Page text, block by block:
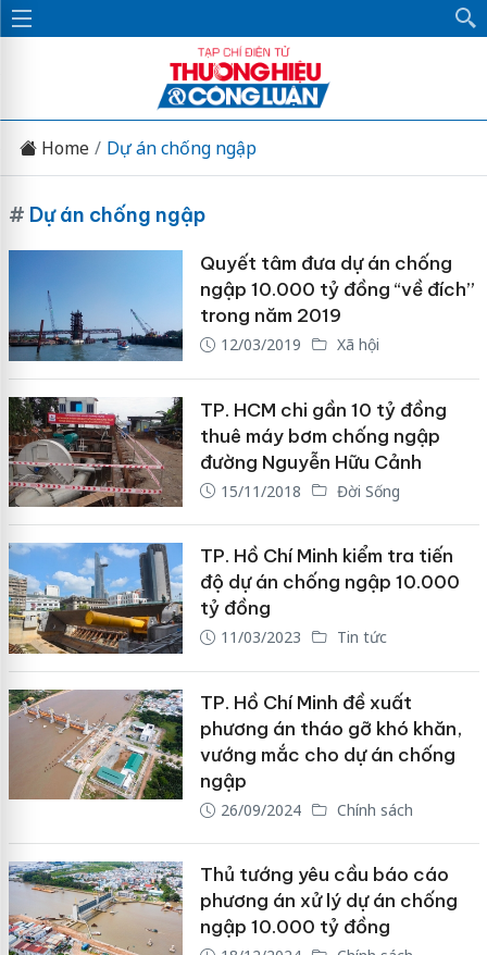
Home Dự án chống ngập
# Dự án chống ngập
Quyết tâm đưa dự án chống
ngập 10.000 tỷ đồng “về đích”
trong năm 2019
12/03/2019 Xã hội
TP. HCM chi gần 10 tỷ đồng
thuê máy bơm chống ngập
đường Nguyễn Hữu Cảnh
15/11/2018 Đời Sống
TP. Hồ Chí Minh kiểm tra tiến
độ dự án chống ngập 10.000
tỷ đồng
11/03/2023 Tin tức
TP. Hồ Chí Minh đề xuất
phương án tháo gỡ khó khăn,
vướng mắc cho dự án chống
ngập
26/09/2024 Chính sách
Thủ tướng yêu cầu báo cáo
phương án xử lý dự án chống
ngập 10.000 tỷ đồng